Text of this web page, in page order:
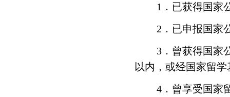
1 ．已获得国家
2 ．已申报国家
3 ．曾获得国
以内，或经国家留
4 ．曾享受国家